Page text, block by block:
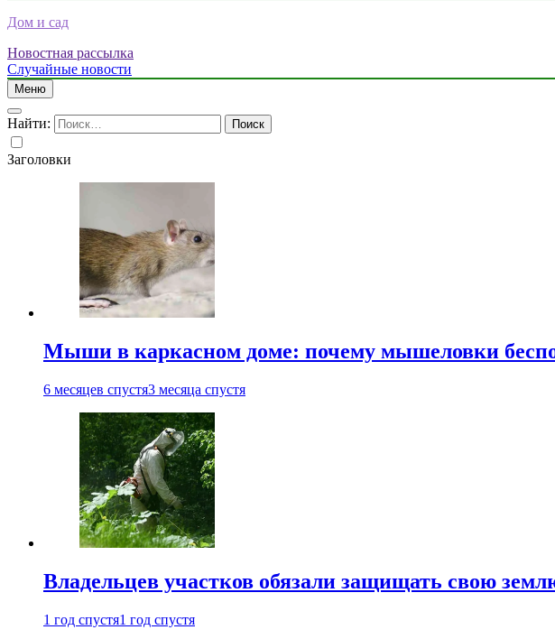
Дом и сад
Новостная рассылка
Случайные новости
Меню
Найти:
Заголовки
Мыши в каркасном доме: почему мышеловки
6 месяцев спустя3 месяца спустя
Владельцев участков обязали защищать свою
1 год спустя1 год спустя